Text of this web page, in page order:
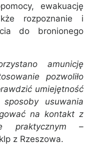
ewakuację
rozpoznanie i
do bronionego
amunicję
pozwoliło
umiejętność
usuwania
na kontakt z
praktycznym –
z Rzeszowa.